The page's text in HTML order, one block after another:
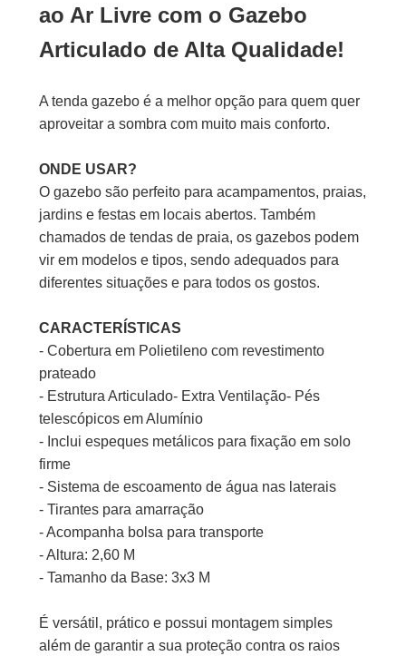
ao Ar Livre com o Gazebo
Articulado de Alta Qualidade!
A tenda gazebo é a melhor opção para quem quer
aproveitar a sombra com muito mais conforto.
ONDE USAR?
O gazebo são perfeito para acampamentos, praias,
jardins e festas em locais abertos. Também
chamados de tendas de praia, os gazebos podem
vir em modelos e tipos, sendo adequados para
diferentes situações e para todos os gostos.
CARACTERÍSTICAS
- Cobertura em Polietileno com revestimento
prateado
- Estrutura Articulado- Extra Ventilação- Pés
telescópicos em Alumínio
- Inclui espeques metálicos para fixação em solo
firme
- Sistema de escoamento de água nas laterais
- Tirantes para amarração
- Acompanha bolsa para transporte
- Altura: 2,60 M
- Tamanho da Base: 3x3 M
É versátil, prático e possui montagem simples
além de garantir a sua proteção contra os raios